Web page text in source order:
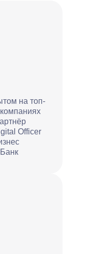
на топ-
Officer